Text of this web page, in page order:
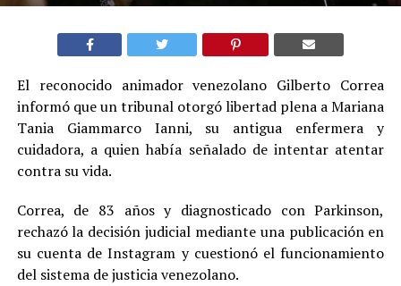
El reconocido animador venezolano Gilberto Correa
informó que un tribunal otorgó libertad plena a Mariana
Tania Giammarco Ianni, su antigua enfermera y
cuidadora, a quien había señalado de intentar atentar
contra su vida.
Correa, de 83 años y diagnosticado con Parkinson,
rechazó la decisión judicial mediante una publicación en
su cuenta de Instagram y cuestionó el funcionamiento
del sistema de justicia venezolano.